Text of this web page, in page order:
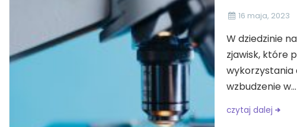
16 maja, 2023
W dziedzinie
zjawisk, które
wykorzystania
wzbudzenie w...
czytaj dalej